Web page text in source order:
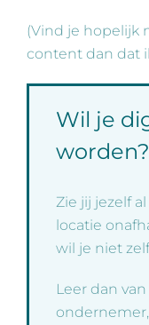
(Vind je hopelijk
content dan dat
Wil je
worden?
Zie jij jezelf
locatie
wil je niet
Leer dan